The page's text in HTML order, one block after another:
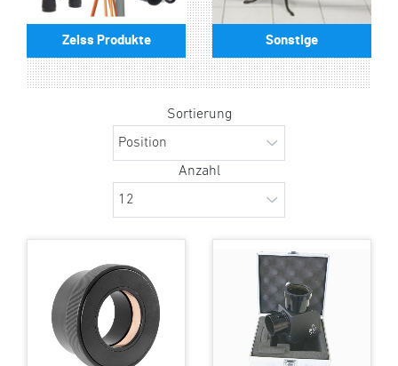
Zeiss Produkte Sonstige
Sortierung
Anzahl